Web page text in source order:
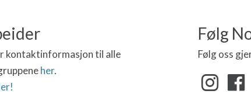
kontaktinformasjon til alle
her.
Følg
Følg oss